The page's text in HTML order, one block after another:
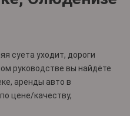
суета уходит, дороги
руководстве вы найдёте
, аренды авто в
цене/качеству,